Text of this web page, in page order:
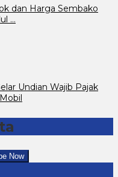
dan Harga Sembako
…
Undian Wajib Pajak